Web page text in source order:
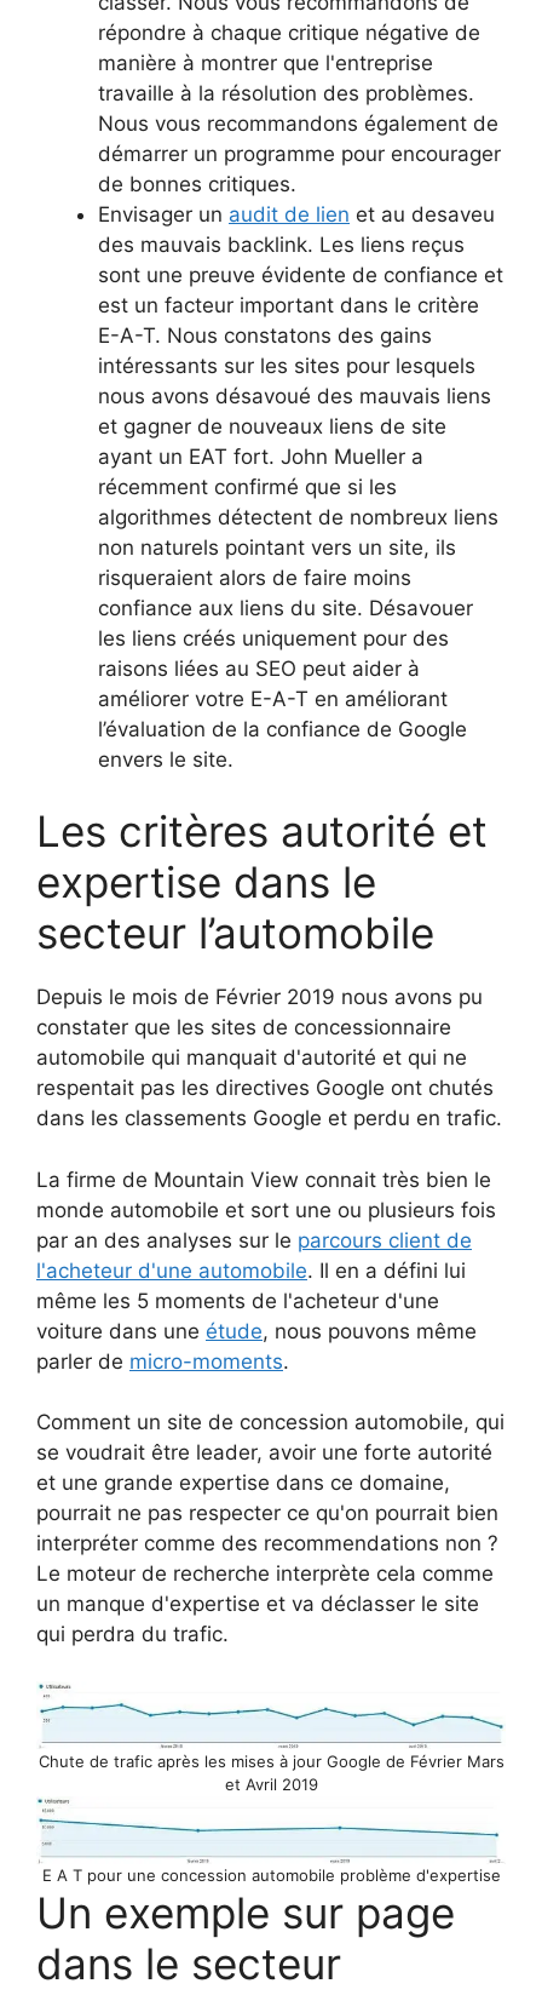
répondre à chaque critique négative de
manière à montrer que l'entreprise
travaille à la résolution des problèmes.
Nous vous recommandons également de
démarrer un programme pour encourager
de bonnes critiques.
Envisager un audit de lien et au desaveu
des mauvais backlink. Les liens reçus
sont une preuve évidente de confiance et
est un facteur important dans le critère
E-A-T. Nous constatons des gains
intéressants sur les sites pour lesquels
nous avons désavoué des mauvais liens
et gagner de nouveaux liens de site
ayant un EAT fort. John Mueller a
récemment confirmé que si les
algorithmes détectent de nombreux liens
non naturels pointant vers un site, ils
risqueraient alors de faire moins
confiance aux liens du site. Désavouer
les liens créés uniquement pour des
raisons liées au SEO peut aider à
améliorer votre E-A-T en améliorant
l’évaluation de la confiance de Google
envers le site.
Les critères autorité et
expertise dans le
secteur l’automobile
Depuis le mois de Février 2019 nous avons pu
constater que les sites de concessionnaire
automobile qui manquait d'autorité et qui ne
respentait pas les directives Google ont chutés
dans les classements Google et perdu en trafic.
La firme de Mountain View connait très bien le
monde automobile et sort une ou plusieurs fois
par an des analyses sur le parcours client de
l'acheteur d'une automobile. Il en a défini lui
même les 5 moments de l'acheteur d'une
voiture dans une étude, nous pouvons même
parler de micro-moments.
Comment un site de concession automobile, qui
se voudrait être leader, avoir une forte autorité
et une grande expertise dans ce domaine,
pourrait ne pas respecter ce qu'on pourrait bien
interpréter comme des recommendations non ?
Le moteur de recherche interprète cela comme
un manque d'expertise et va déclasser le site
qui perdra du trafic.
Chute de trafic après les mises à jour Google de Février Mars
et Avril 2019
E A T pour une concession automobile problème d'expertise
Un exemple sur page
dans le secteur